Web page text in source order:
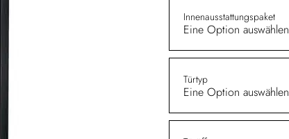
Innenausstattungspaket
Eine Option auswählen
Türtyp
Eine Option auswählen